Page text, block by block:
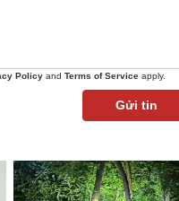
Policy and Terms of Service apply.
Gửi tin